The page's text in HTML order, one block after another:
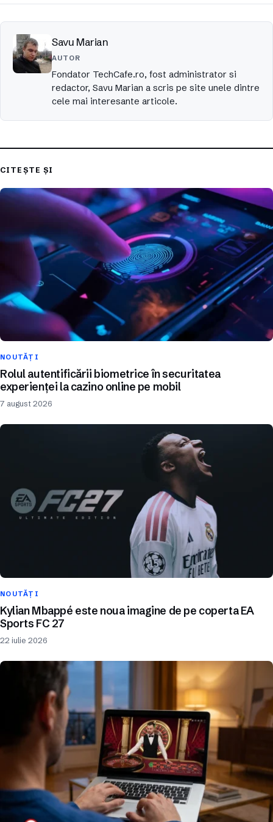
Savu Marian
AUTOR
Fondator TechCafe.ro, fost administrator si
redactor, Savu Marian a scris pe site unele dintre
cele mai interesante articole.
CITEȘTE ȘI
NOUTĂȚI
Rolul autentificării biometrice în securitatea
experienței la cazino online pe mobil
7 august 2026
NOUTĂȚI
Kylian Mbappé este noua imagine de pe coperta EA
Sports FC 27
22 iulie 2026